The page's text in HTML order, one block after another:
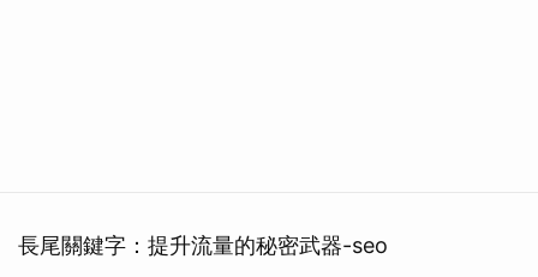
長尾關鍵字：提升流量的秘密武器-seo